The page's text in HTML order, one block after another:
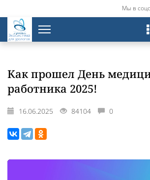
Мы в
Экосистема
для урологов
Как прошел День
работника 2025!
16.06.2025 84104 0